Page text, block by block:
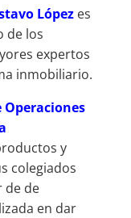
Lópezes
de los
expertos
inmobiliario.
Operaciones
y
colegiados
de de
en dar